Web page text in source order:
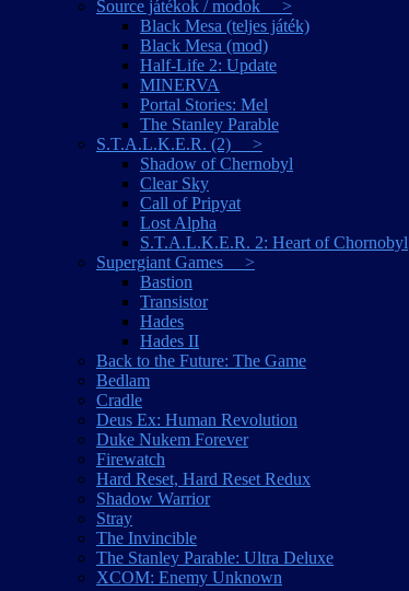
Source játékok / modok >
Black Mesa (teljes játék)
Black Mesa (mod)
Half-Life 2: Update
MINERVA
Portal Stories: Mel
The Stanley Parable
S.T.A.L.K.E.R. (2) >
Shadow of Chernobyl
Clear Sky
Call of Pripyat
Lost Alpha
S.T.A.L.K.E.R. 2: Heart of Chornobyl
Supergiant Games >
Bastion
Transistor
Hades
Hades II
Back to the Future: The Game
Bedlam
Cradle
Deus Ex: Human Revolution
Duke Nukem Forever
Firewatch
Hard Reset, Hard Reset Redux
Shadow Warrior
Stray
The Invincible
The Stanley Parable: Ultra Deluxe
XCOM: Enemy Unknown